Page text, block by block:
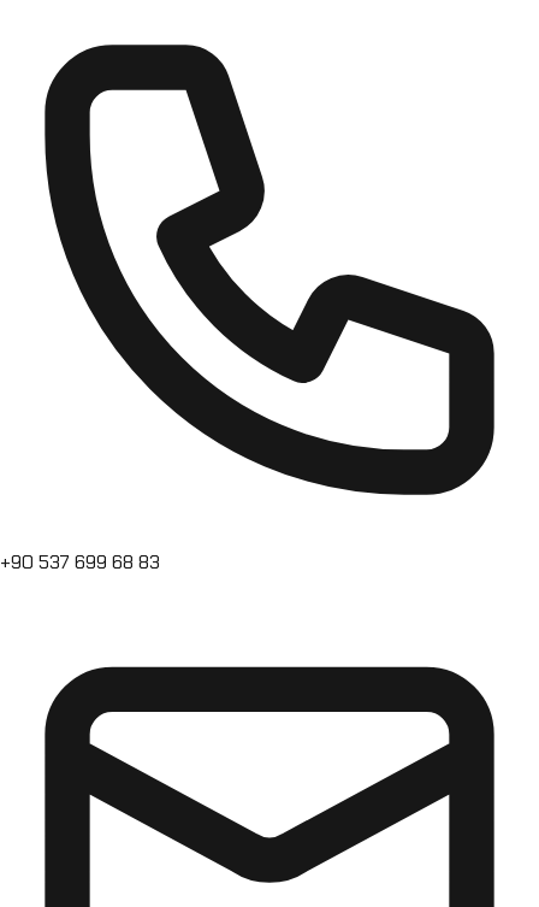
+90 537 699 68 83